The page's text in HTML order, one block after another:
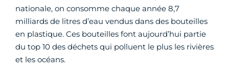
nationale, on consomme chaque année 8,7
milliards de litres d’eau vendus dans des bouteilles
en plastique. Ces bouteilles font aujourd’hui partie
du top 10 des déchets qui polluent le plus les rivières
et les océans.